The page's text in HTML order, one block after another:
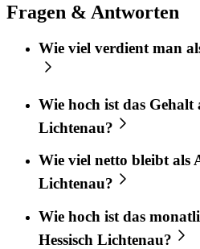
Fragen & Antworten
Wie viel verdient man
Wie hoch ist das Gehalt
Lichtenau?
Wie viel netto bleibt als
Lichtenau?
Wie hoch ist das
Hessisch Lichtenau?